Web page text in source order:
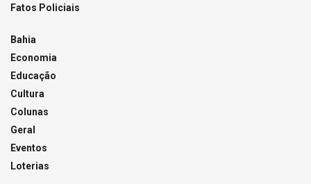
Fatos Policiais
Bahia
Economia
Educação
Cultura
Colunas
Geral
Eventos
Loterias